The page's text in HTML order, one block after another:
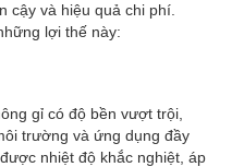
cậy và hiệu quả chi phí.
lợi thế này:
gỉ có độ bền vượt trội,
trường và ứng dụng đầy
nhiệt độ khắc nghiệt, áp